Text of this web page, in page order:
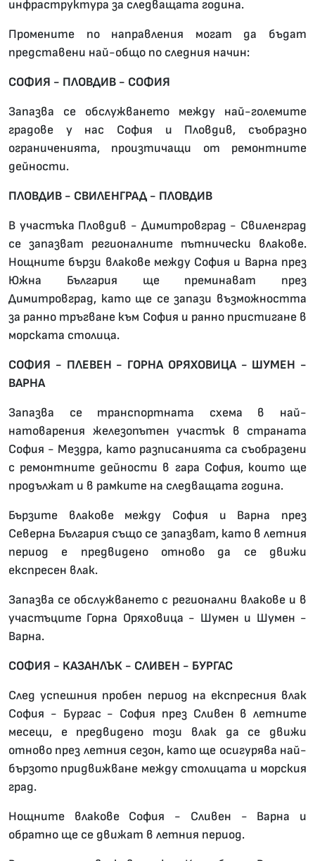
инфраструктура за следващата година.
Промените по направления могат да бъдат
представени най-общо по следния начин:
СОФИЯ - ПЛОВДИВ - СОФИЯ
Запазва се обслужването между най-големите
градове у нас София и Пловдив, съобразно
ограниченията, произтичащи от ремонтните
дейности.
ПЛОВДИВ - СВИЛЕНГРАД - ПЛОВДИВ
В участъка Пловдив - Димитровград - Свиленград
се запазват регионалните пътнически влакове.
Нощните бързи влакове между София и Варна през
Южна България ще преминават през
Димитровград, като ще се запази възможността
за ранно тръгване към София и ранно пристигане в
морската столица.
СОФИЯ - ПЛЕВЕН - ГОРНА ОРЯХОВИЦА - ШУМЕН -
ВАРНА
Запазва се транспортната схема в най-
натоварения железопътен участък в страната
София - Мездра, като разписанията са съобразени
с ремонтните дейности в гара София, които ще
продължат и в рамките на следващата година.
Бързите влакове между София и Варна през
Северна България също се запазват, като в летния
период е предвидено отново да се движи
експресен влак.
Запазва се обслужването с регионални влакове и в
участъците Горна Оряховица - Шумен и Шумен -
Варна.
СОФИЯ - КАЗАНЛЪК - СЛИВЕН - БУРГАС
След успешния пробен период на експресния влак
София - Бургас - София през Сливен в летните
месеци, е предвидено този влак да се движи
отново през летния сезон, като ще осигурява най-
бързото придвижване между столицата и морския
град.
Нощните влакове София - Сливен - Варна и
обратно ще се движат в летния период.